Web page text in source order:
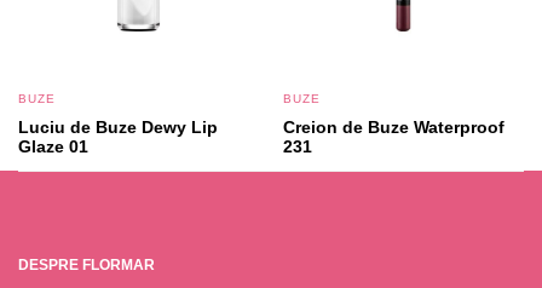
BUZE
Luciu de Buze Dewy Lip
Glaze 01
BUZE
Creion de Buze Waterproof
231
DESPRE FLORMAR